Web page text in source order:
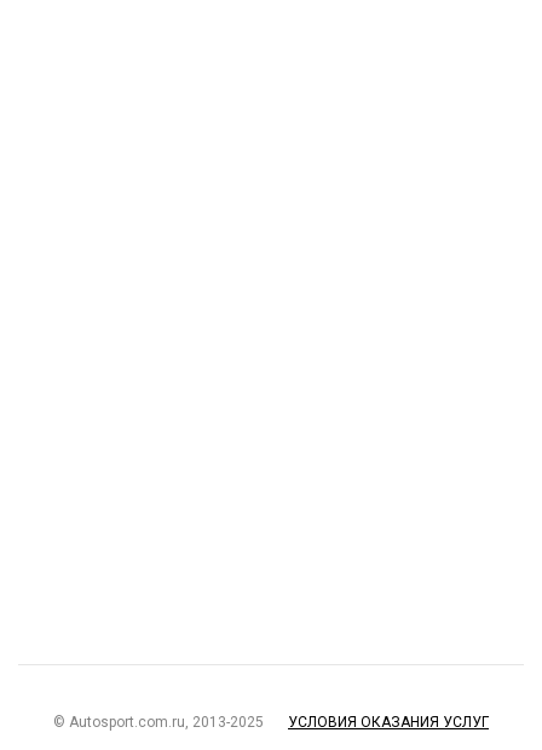
© Autosport.com.ru, 2013-2025 УСЛОВИЯ ОКАЗАНИЯ УСЛУГ